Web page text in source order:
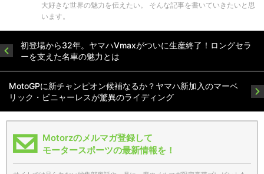
大好きな世界の魅力を伝えたい。 そんな記事を書いていきたいと思
います。
初登場から32年。ヤマハVmaxがついに生産終了！ロングセラ
ーを支えた名車の魅力とは
MotoGPに新チャンピオン候補なるか？ヤマハ新加入のマーベ
リック・ビニャーレスが驚異のライディング
Motorzのメルマガ登録して
モータースポーツの最新情報を！